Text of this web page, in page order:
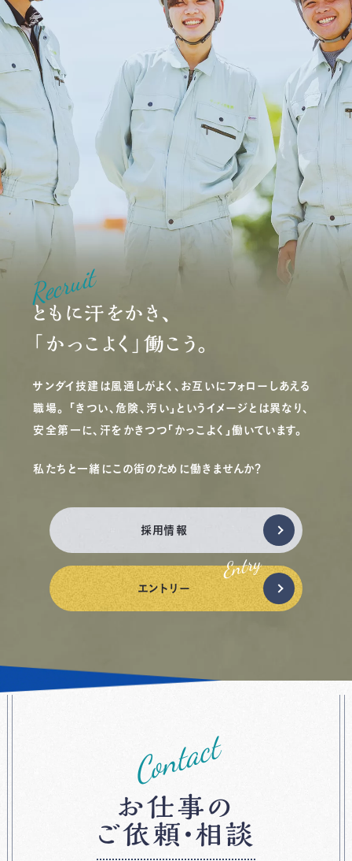
Recruit
ともに汗をかき、
「かっこよく」働こう。
サンダイ技建は風通しがよく、お互いにフォローしあえる
職場。 「きつい、危険、汚い」というイメージとは異なり、
安全第一に、汗をかきつつ「かっこよく」働いています。
私たちと一緒にこの街のために働きませんか？
採用情報
エントリー
Contact
お仕事の
ご依頼・相談